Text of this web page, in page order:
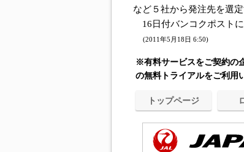
など５社から発注先を選定
16日付バンコクポスト
(2011年5月18日 6:50)
※有料サービスをご契約の
の無料トライアルをご利用
トップページ